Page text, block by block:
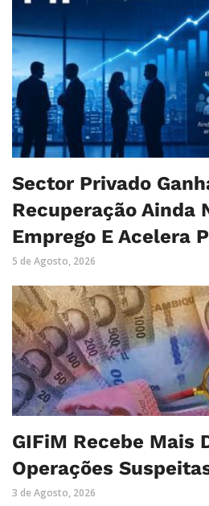
Sector Privado
Recuperação Ainda
Emprego E Acelera
5 de Agosto, 2026
GIFiM Recebe Mais
Operações
3 de Agosto, 2026